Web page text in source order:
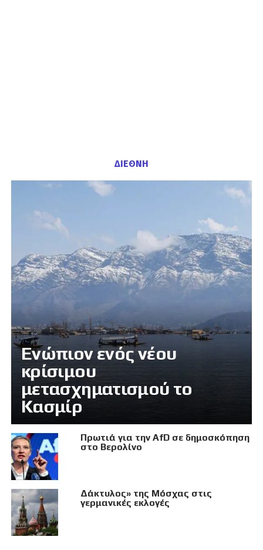
ΔΙΕΘΝΗ
Eνώπιον ενός νέου
κρίσιμου
μετασχηματισμού το
Κασμίρ
Πρωτιά για την AfD σε δημοσκόπηση
στο Βερολίνο
Δάκτυλος» της Μόσχας στις
γερμανικές εκλογές